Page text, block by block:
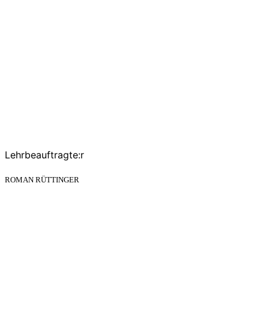
Lehrbeauftragte:r
ROMAN RÜTTINGER